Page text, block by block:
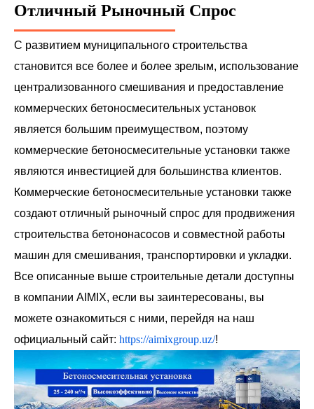
Отличный Рыночный Спрос
С развитием муниципального строительства
становится все более и более зрелым, использование
централизованного смешивания и предоставление
коммерческих бетоносмесительных установок
является большим преимуществом, поэтому
коммерческие бетоносмесительные установки также
являются инвестицией для большинства клиентов.
Коммерческие бетоносмесительные установки также
создают отличный рыночный спрос для продвижения
строительства бетононасосов и совместной работы
машин для смешивания, транспортировки и укладки.
Все описанные выше строительные детали доступны
в компании AIMIX, если вы заинтересованы, вы
можете ознакомиться с ними, перейдя на наш
официальный сайт: https://aimixgroup.uz/!